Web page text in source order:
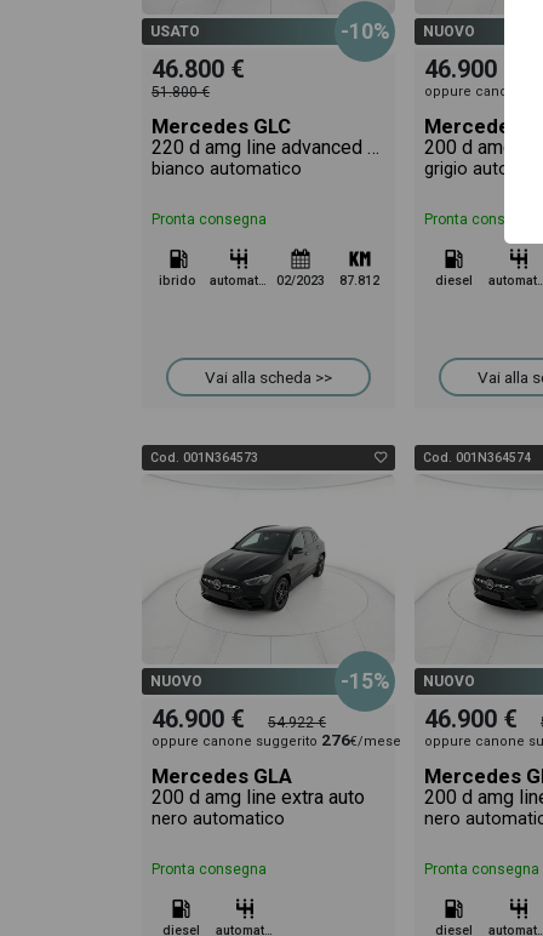
USATO -10%
46.800 €
51.800 €
Mercedes GLC
bianco automatico
Pronta consegna
ibrido automatico 02/2023 87.812
Vai alla scheda >>
NUOVO
46.900 €
oppure canone
Mercedes
grigio
Pronta consegna
diesel automatico
Vai alla
Cod. 001N364573
NUOVO -15%
46.900 € 54.922 €
oppure canone suggerito 276€/mese
Mercedes GLA
200 d amg line extra auto
nero automatico
Pronta consegna
diesel automatico
Cod. 001N364574
NUOVO
46.900 €
oppure canone
Mercedes
200 d amg
nero
Pronta consegna
diesel automatico